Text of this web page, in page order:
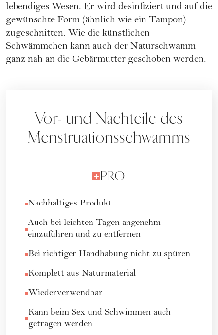
lebendiges Wesen. Er wird desinfiziert und auf die
gewünschte Form (ähnlich wie ein Tampon)
zugeschnitten. Wie die künstlichen
Schwämmchen kann auch der Naturschwamm
ganz nah an die Gebärmutter geschoben werden.
Vor- und Nachteile des
Menstruationsschwamms
PRO
Nachhaltiges Produkt
Auch bei leichten Tagen angenehm
einzuführen und zu entfernen
Bei richtiger Handhabung nicht zu spüren
Komplett aus Naturmaterial
Wiederverwendbar
Kann beim Sex und Schwimmen auch
getragen werden